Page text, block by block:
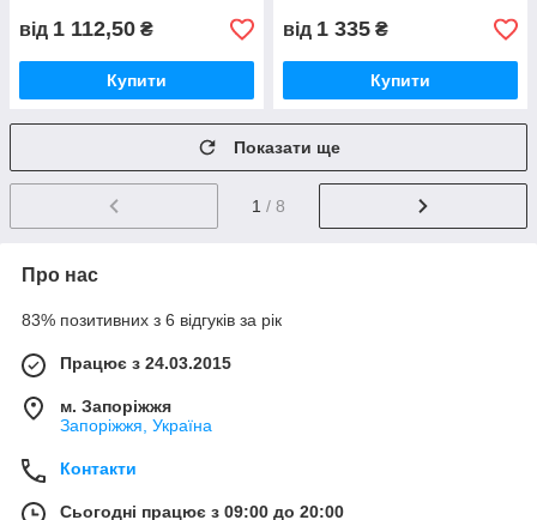
від 1 112,50 ₴
Купити
від 1 335 ₴
Купити
Показати ще
1 / 8
Про нас
83% позитивних з 6 відгуків за рік
Працює з 24.03.2015
м. Запоріжжя
Запоріжжя, Україна
Контакти
Сьогодні працює з 09:00 до 20:00